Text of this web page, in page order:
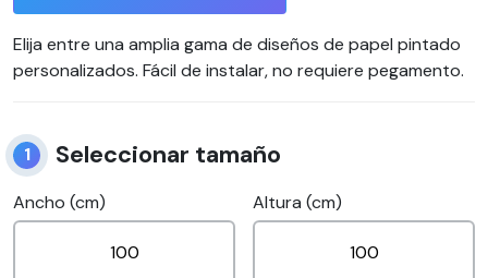
Elija entre una amplia gama de diseños de papel pintado
personalizados. Fácil de instalar, no requiere pegamento.
1 Seleccionar tamaño
Ancho (cm) Altura (cm)